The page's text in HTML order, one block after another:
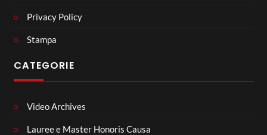
Privacy Policy
Stampa
CATEGORIE
Video Archives
Lauree e Master Honoris Causa